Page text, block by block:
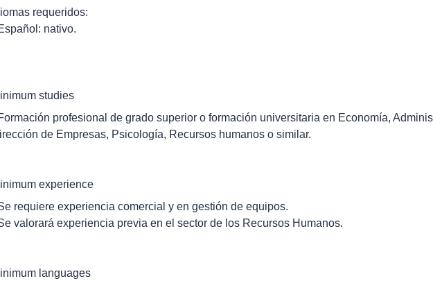
requeridos:
nativo.
studies
profesional de grado superior o formación universitaria en Economía,
de Empresas, Psicología, Recursos humanos o similar.
experience
requiere experiencia comercial y en gestión de equipos.
valorará experiencia previa en el sector de los Recursos Humanos.
languages